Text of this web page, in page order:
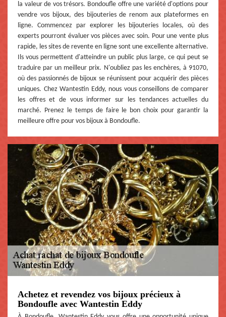
la valeur de vos trésors. Bondoufle offre une variété d'options pour
vendre vos bijoux, des bijouteries de renom aux plateformes en
ligne. Commencez par explorer les bijouteries locales, où des
experts pourront évaluer vos pièces avec soin. Pour une vente plus
rapide, les sites de revente en ligne sont une excellente alternative.
Ils vous permettent d'atteindre un public plus large, ce qui peut se
traduire par un meilleur prix. N'oubliez pas les enchères, à 91070,
où des passionnés de bijoux se réunissent pour acquérir des pièces
uniques. Chez Wantestin Eddy, nous vous conseillons de comparer
les offres et de vous informer sur les tendances actuelles du
marché. Prenez le temps de faire le bon choix pour garantir la
meilleure offre pour vos bijoux à Bondoufle.
Achetez et revendez vos bijoux précieux à
Bondoufle avec Wantestin Eddy